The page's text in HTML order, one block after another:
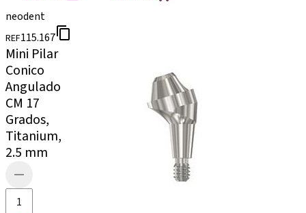
neodent
REF115.167
Mini Pilar
Conico
Angulado
CM 17
Grados,
Titanium,
2.5 mm